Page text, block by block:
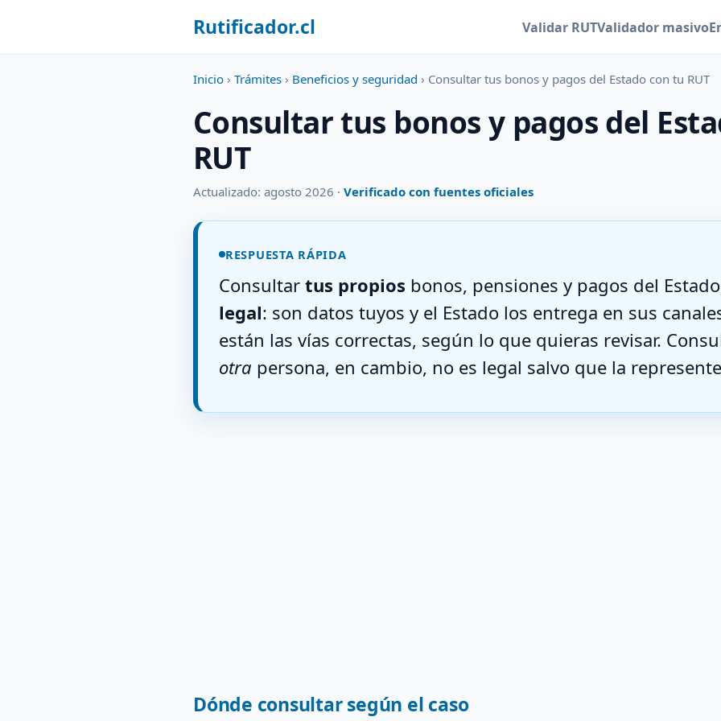
Rutificador.cl Validar RUTValidador masivo
Inicio › Trámites › Beneficios y seguridad › Consultar tus bonos y pagos del Estado con tu RUT
Consultar tus bonos y pagos del
RUT
Actualizado: agosto 2026 · Verificado con fuentes oficiales
RESPUESTA RÁPIDA
Consultar tus propios bonos, pensiones y pagos del
legal: son datos tuyos y el Estado los entrega en sus
están las vías correctas, según lo que quieras revisar.
otra persona, en cambio, no es legal salvo que la
Dónde consultar según el caso